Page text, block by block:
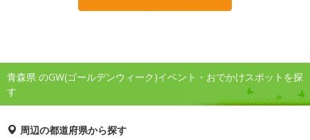
青森県 のGW(ゴールデンウィーク)イベント・おでかけスポットを探
す
周辺の都道府県から探す